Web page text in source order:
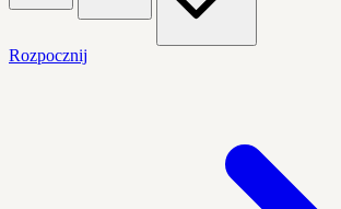
Rozpocznij